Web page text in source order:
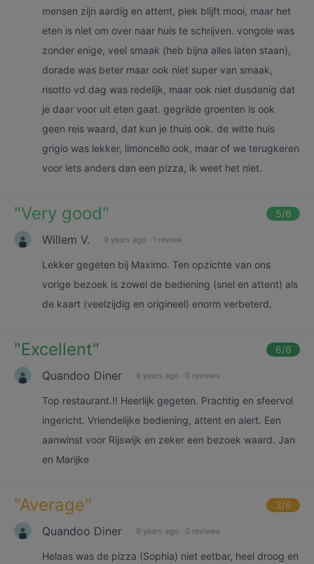
mensen zijn aardig en attent, plek blijft mooi, maar het
eten is niet om over naar huis te schrijven. vongole was
zonder enige, veel smaak (heb bijna alles laten staan),
dorade was beter maar ook niet super van smaak,
risotto vd dag was redelijk, maar ook niet dusdanig dat
je daar voor uit eten gaat. gegrilde groenten is ook
geen reis waard, dat kun je thuis ook. de witte huis
grigio was lekker, limoncello ook, maar of we terugkeren
voor iets anders dan een pizza, ik weet het niet.
"Very good" 5/6
Willem V. 9 years ago · 1 review
Lekker gegeten bij Maximo. Ten opzichte van ons
vorige bezoek is zowel de bediening (snel en attent) als
de kaart (veelzijdig en origineel) enorm verbeterd.
"Excellent" 6/6
Quandoo Diner 9 years ago · 0 reviews
Top restaurant.!! Heerlijk gegeten. Prachtig en sfeervol
ingericht. Vriendelijke bediening, attent en alert. Een
aanwinst voor Rijswijk en zeker een bezoek waard. Jan
en Marijke
"Average" 3/6
Quandoo Diner 9 years ago · 0 reviews
Helaas was de pizza (Sophia) niet eetbar, heel droog en